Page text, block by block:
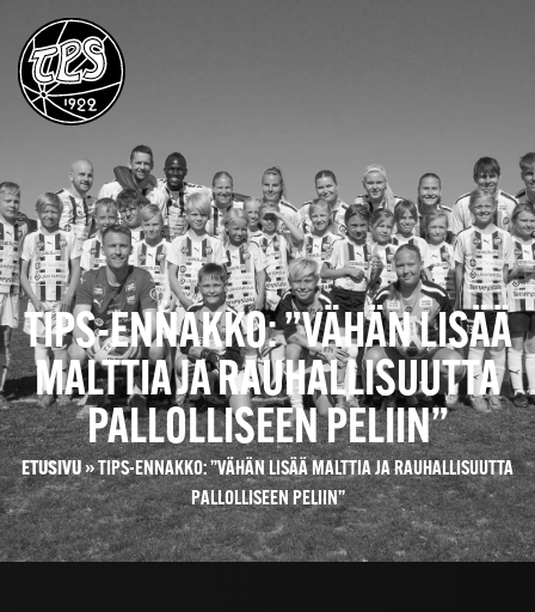
TIPS-ENNAKKO: ”VÄHÄN LISÄÄ
MALTTIA JA RAUHALLISUUTTA
PALLOLLISEEN PELIIN”
ETUSIVU»TIPS-ENNAKKO: ”VÄHÄN LISÄÄ MALTTIA JA RAUHALLISUUTTA
PALLOLLISEEN PELIIN”